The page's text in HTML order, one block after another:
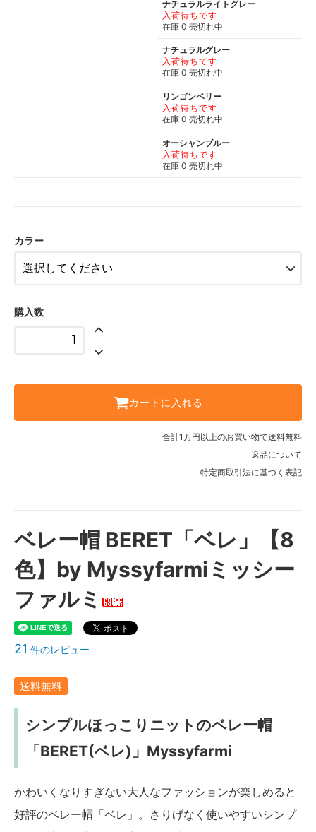
ナチュラルライトグレー
入荷待ちです
在庫 0 売切れ中
ナチュラルグレー
入荷待ちです
在庫 0 売切れ中
リンゴンベリー
入荷待ちです
在庫 0 売切れ中
オーシャンブルー
入荷待ちです
在庫 0 売切れ中
カラー
購入数
カートに入れる
合計1万円以上のお買い物で送料無料
返品について
特定商取引法に基づく表記
ベレー帽 BERET「ベレ」【8
色】by Myssyfarmiミッシー
ファルミ
21 件のレビュー
送料無料
シンプルほっこりニットのベレー帽
「BERET(ベレ)」Myssyfarmi
かわいくなりすぎない大人なファッションが楽しめると
好評のベレー帽「ベレ」。さりげなく使いやすいシンプ